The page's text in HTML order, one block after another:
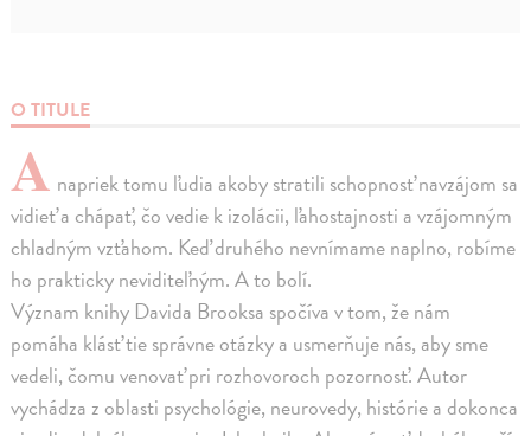
O TITULE
A napriek tomu ľudia akoby stratili schopnosť navzájom sa
vidieť a chápať, čo vedie k izolácii, ľahostajnosti a vzájomným
chladným vzťahom. Keď druhého nevnímame naplno, robíme
ho prakticky neviditeľným. A to bolí.
Význam knihy Davida Brooksa spočíva v tom, že nám
pomáha klásť tie správne otázky a usmerňuje nás, aby sme
vedeli, čomu venovať pri rozhovoroch pozornosť. Autor
vychádza z oblasti psychológie, neurovedy, histórie a dokonca